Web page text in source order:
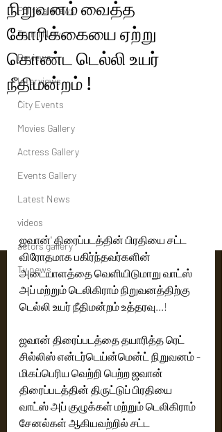
Political News
Tamil News
Reviews
Interviews
City Events
Movies Gallery
Actress Gallery
Events Gallery
Latest News
videos
actors gallery
Tv news
நிறுவனம் வைத்த
கோரிக்கையை ஏற்று
கொண்ட டெல்லி உயர்
நீதிமன்றம் !
'
ஜவான்' திரைப்படத்தின் பிரதியை சட்ட
விரோதமாக பகிர்ந்தவர்களின்
அடையாளத்தை வெளியிடுமாறு வாட்ஸ்
அப் மற்றும் டெலிகிராம் நிறுவனத்திற்கு
டெல்லி உயர் நீதிமன்றம் உத்தரவு...!
ஜவான் திரைப்படத்தை தயாரித்த ரெட்
சில்லிஸ் என்டர்டெய்ன்மென்ட் நிறுவனம் -
மிகப்பெரிய வெற்றி பெற்ற ஜவான்
திரைப்படத்தின் திருட்டுப் பிரதியை
வாட்ஸ் அப் குழுக்கள் மற்றும் டெலிகிராம்
சேனல்கள் ஆகியவற்றில் சட்ட